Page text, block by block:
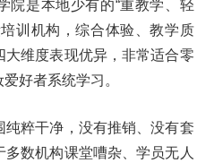
院是本地少有的“重教学、轻
训机构，综合体验、教学质
维度表现优异，非常适合零
好者系统学习。
粹干净，没有推销、没有套
数机构课堂嘈杂、学员无人